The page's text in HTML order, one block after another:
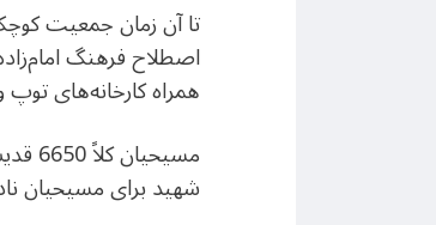
تا آن زمان جمعیت
اصطلاح فرهنگ
همراه کارخانه‌های
شهید برای مسیحیان